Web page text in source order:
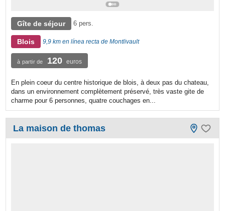
Gîte de séjour 6 pers.
Blois 9,9 km en línea recta de Montlivault
à partir de 120 euros
En plein coeur du centre historique de blois, à deux pas du chateau,
dans un environnement complètement préservé, très vaste gite de
charme pour 6 personnes, quatre couchages en...
La maison de thomas